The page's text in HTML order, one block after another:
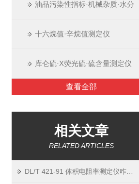
油品污染性指标·机械杂质·水分
十六烷值·辛烷值测定仪
库仑硫·X荧光硫·硫含量测定仪
查看全部
相关文章
RELATED ARTICLES